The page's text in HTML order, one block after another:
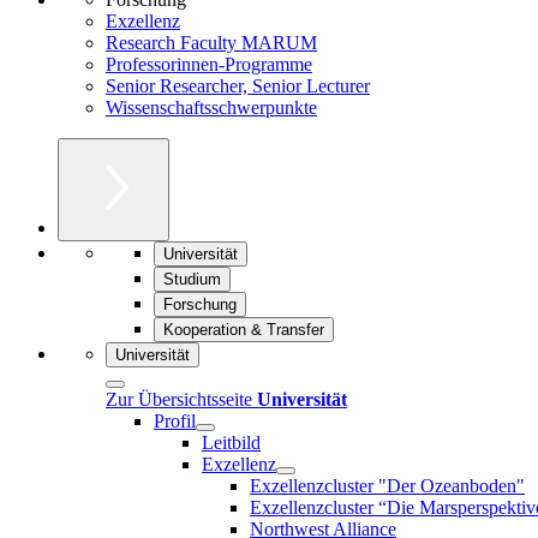
Exzellenz
Research Faculty MARUM
Professorinnen-Programme
Senior Researcher, Senior Lecturer
Wissenschaftsschwerpunkte
Universität
Studium
Forschung
Kooperation & Transfer
Universität
Zur Übersichtsseite Universität
Profil
Leitbild
Exzellenz
Exzellenzcluster "Der Ozeanboden"
Exzellenzcluster “Die
Northwest Alliance